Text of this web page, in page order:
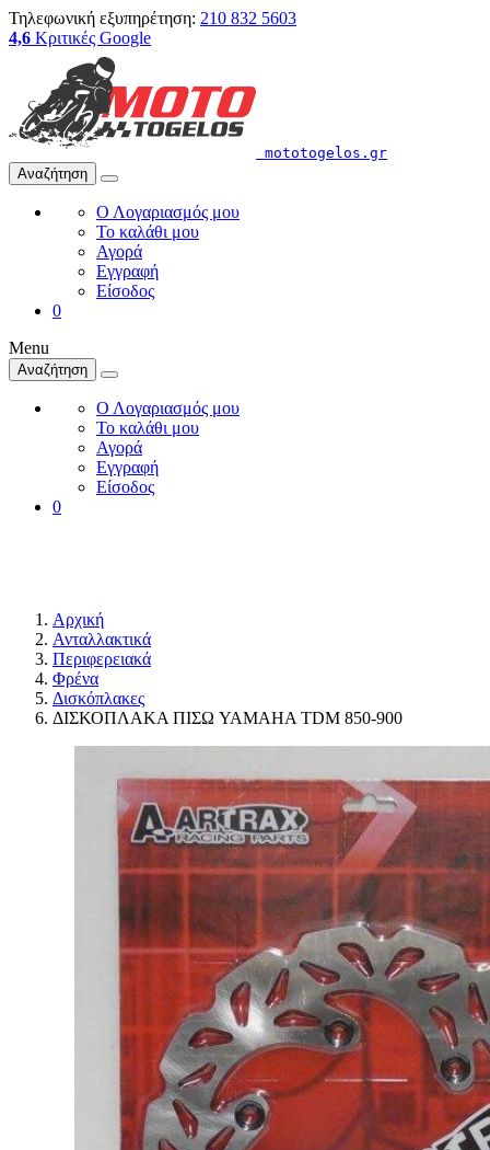
Τηλεφωνική εξυπηρέτηση: 210 832 5603
4,6 Κριτικές Google
mototogelos.gr
Αναζήτηση
Ο Λογαριασμός μου
Το καλάθι μου
Αγορά
Εγγραφή
Είσοδος
0
Menu
Αναζήτηση
Ο Λογαριασμός μου
Το καλάθι μου
Αγορά
Εγγραφή
Είσοδος
0
Αρχική
Ανταλλακτικά
Περιφερειακά
Φρένα
Δισκόπλακες
ΔΙΣΚΟΠΛΑΚΑ ΠΙΣΩ YAMAHA TDM 850-900